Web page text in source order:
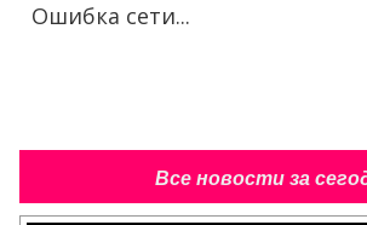
Ошибка сети...
Все новости за